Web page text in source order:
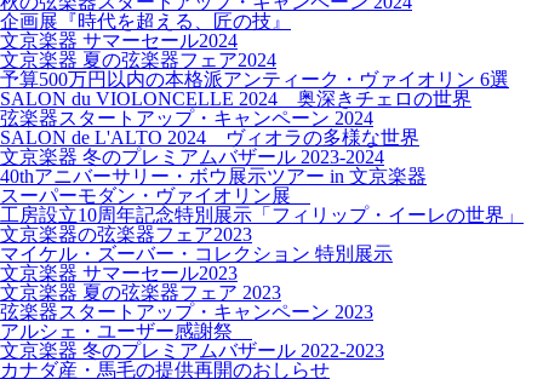
企画展『時代を超える、匠の技』
文京楽器 サマーセール2024
文京楽器 夏の弦楽器フェア2024
予算500万円以内の本格派アンティーク・ヴァイオリン 6選
SALON du VIOLONCELLE 2024 奥深きチェロの世界
弦楽器スタートアップ・キャンペーン 2024
SALON de L'ALTO 2024 ヴィオラの多様な世界
文京楽器 冬のプレミアムバザール 2023-2024
40thアニバーサリー・ボウ展示ツアー in 文京楽器
スーパーモダン・ヴァイオリン展
工房設立10周年記念特別展示「フィリップ・イーレの世界」
文京楽器の弦楽器フェア2023
マイケル・ズーバー・コレクション 特別展示
文京楽器 サマーセール2023
文京楽器 夏の弦楽器フェア 2023
弦楽器スタートアップ・キャンペーン 2023
アルシェ・ユーザー感謝祭
文京楽器 冬のプレミアムバザール 2022-2023
カナダ産・馬毛の提供再開のおしらせ